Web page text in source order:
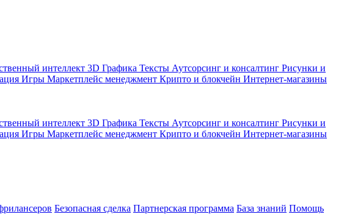
интеллект 3D Графика Тексты Аутсорсинг и консалтинг Рисунки и
Игры Маркетплейс менеджмент Крипто и блокчейн Интернет-магазины
интеллект 3D Графика Тексты Аутсорсинг и консалтинг Рисунки и
Игры Маркетплейс менеджмент Крипто и блокчейн Интернет-магазины
Безопасная сделка Партнерская программа База знаний Помощь